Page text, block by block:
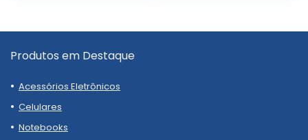
Produtos em Destaque
Acessórios Eletrônicos
Celulares
Notebooks